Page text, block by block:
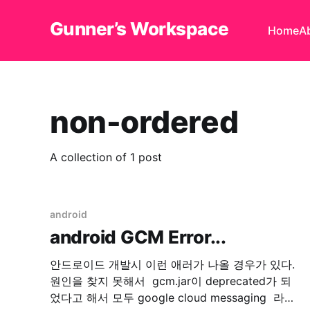
Gunner’s Workspace Home
non-ordered
A collection of 1 post
android
android GCM Error...
안드로이드 개발시 이런 애러가 나올 경우가 있다.
원인을 찾지 못해서 gcm.jar이 deprecated가 되
었다고 해서 모두 google cloud messaging 라이